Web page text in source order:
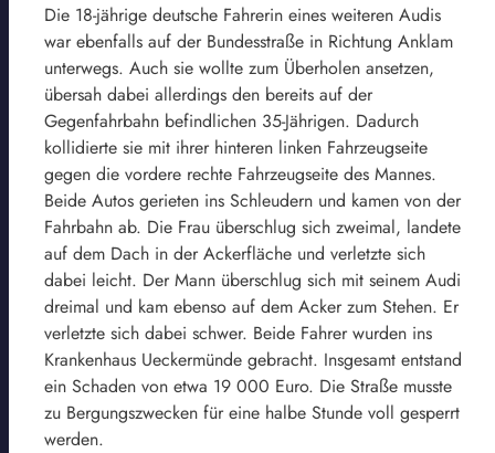
Die 18-jährige deutsche Fahrerin eines weiteren Audis
war ebenfalls auf der Bundesstraße in Richtung Anklam
unterwegs. Auch sie wollte zum Überholen ansetzen,
übersah dabei allerdings den bereits auf der
Gegenfahrbahn befindlichen 35-Jährigen. Dadurch
kollidierte sie mit ihrer hinteren linken Fahrzeugseite
gegen die vordere rechte Fahrzeugseite des Mannes.
Beide Autos gerieten ins Schleudern und kamen von der
Fahrbahn ab. Die Frau überschlug sich zweimal, landete
auf dem Dach in der Ackerfläche und verletzte sich
dabei leicht. Der Mann überschlug sich mit seinem Audi
dreimal und kam ebenso auf dem Acker zum Stehen. Er
verletzte sich dabei schwer. Beide Fahrer wurden ins
Krankenhaus Ueckermünde gebracht. Insgesamt entstand
ein Schaden von etwa 19 000 Euro. Die Straße musste
zu Bergungszwecken für eine halbe Stunde voll gesperrt
werden.